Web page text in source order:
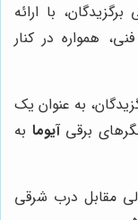
با ارائه
همواره در کنار
به عنوان یک
برقیآیوما به
مقابل درب شرقی